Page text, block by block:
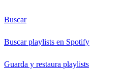
Buscar
Buscar playlists en Spotify
Guarda y restaura playlists